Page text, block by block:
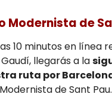
Modernista de
10 minutos en línea
llegarás a la
ruta por
de Sant Pau.